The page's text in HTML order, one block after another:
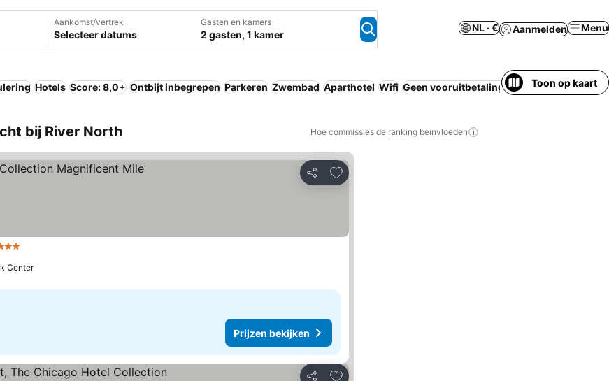
Aankomst/vertrek
Selecteer datums
Gasten en kamers
2 gasten, 1 kamer
NL · € Aanmelden Menu
Hotels Score: 8,0+ Ontbijt inbegrepen Parkeren Zwembad Aparthotel Wifi Geen vooruitbetaling nodig Bubbelbad
Toon op kaart
bij River North Hoe commissies de ranking beïnvloeden
Delen
Toevoegen aan favorieten
Center
Prijzen bekijken
Toevoegen aan favorieten